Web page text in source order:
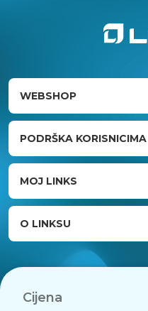
Cijena
WEBSHOP
PODRŠKA KORISNICIMA
MOJ LINKS
O LINKSU